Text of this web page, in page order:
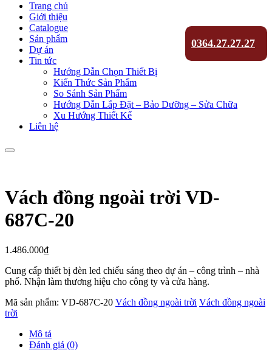
0364.27.27.27
Trang chủ
Giới thiệu
Catalogue
Sản phẩm
Dự án
Tin tức
Hướng Dẫn Chọn Thiết Bị
Kiến Thức Sản Phẩm
So Sánh Sản Phẩm
Hướng Dẫn Lắp Đặt – Bảo Dưỡng – Sửa Chữa
Xu Hướng Thiết Kế
Liên hệ
Vách đồng ngoài trời VD-
687C-20
1.486.000₫
Cung cấp thiết bị đèn led chiếu sáng theo dự án – công trình – nhà
phố. Nhận làm thương hiệu cho công ty và cửa hàng.
Mã sản phẩm: VD-687C-20 Vách đồng ngoài trời Vách đồng ngoài
trời
Mô tả
Đánh giá (0)